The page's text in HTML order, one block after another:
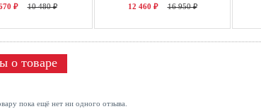
₽ 10 480 ₽ 12 460 ₽ 16 950 ₽
о товаре
пока ещё нет ни одного отзыва.